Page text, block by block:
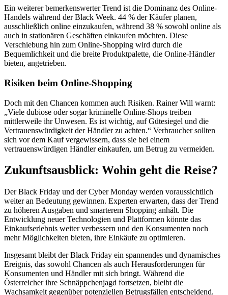
Ein weiterer bemerkenswerter Trend ist die Dominanz des Online-
Handels während der Black Week. 44 % der Käufer planen,
ausschließlich online einzukaufen, während 38 % sowohl online als
auch in stationären Geschäften einkaufen möchten. Diese
Verschiebung hin zum Online-Shopping wird durch die
Bequemlichkeit und die breite Produktpalette, die Online-Händler
bieten, angetrieben.
Risiken beim Online-Shopping
Doch mit den Chancen kommen auch Risiken. Rainer Will warnt:
„Viele dubiose oder sogar kriminelle Online-Shops treiben
mittlerweile ihr Unwesen. Es ist wichtig, auf Gütesiegel und die
Vertrauenswürdigkeit der Händler zu achten.“ Verbraucher sollten
sich vor dem Kauf vergewissern, dass sie bei einem
vertrauenswürdigen Händler einkaufen, um Betrug zu vermeiden.
Zukunftsausblick: Wohin geht die Reise?
Der Black Friday und der Cyber Monday werden voraussichtlich
weiter an Bedeutung gewinnen. Experten erwarten, dass der Trend
zu höheren Ausgaben und smarterem Shopping anhält. Die
Entwicklung neuer Technologien und Plattformen könnte das
Einkaufserlebnis weiter verbessern und den Konsumenten noch
mehr Möglichkeiten bieten, ihre Einkäufe zu optimieren.
Insgesamt bleibt der Black Friday ein spannendes und dynamisches
Ereignis, das sowohl Chancen als auch Herausforderungen für
Konsumenten und Händler mit sich bringt. Während die
Österreicher ihre Schnäppchenjagd fortsetzen, bleibt die
Wachsamkeit gegenüber potenziellen Betrugsfällen entscheidend.